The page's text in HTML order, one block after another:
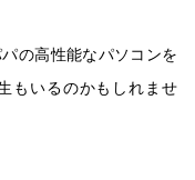
の高性能なパソコンを
もいるのかもしれませ